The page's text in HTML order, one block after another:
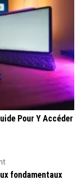
Pour Y Accéder
fondamentaux